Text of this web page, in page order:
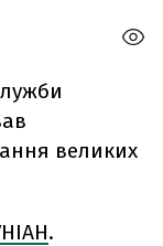
великих
.